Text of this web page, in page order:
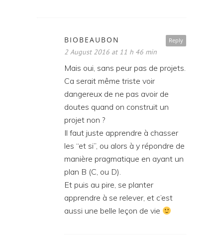
Reply
BIOBEAUBON
2 August 2016 at 11 h 46 min
Mais oui, sans peur pas de projets.
Ca serait même triste voir
dangereux de ne pas avoir de
doutes quand on construit un
projet non ?
Il faut juste apprendre à chasser
les “et si”, ou alors à y répondre de
manière pragmatique en ayant un
plan B (C, ou D).
Et puis au pire, se planter
apprendre à se relever, et c’est
aussi une belle leçon de vie